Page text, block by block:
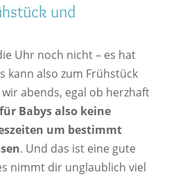
und
Uhr noch nicht – es hat
kann also zum Frühstück
abends, egal ob herzhaft
Babys also keine
um bestimmt
. Und das ist eine gute
nimmt dir unglaublich viel